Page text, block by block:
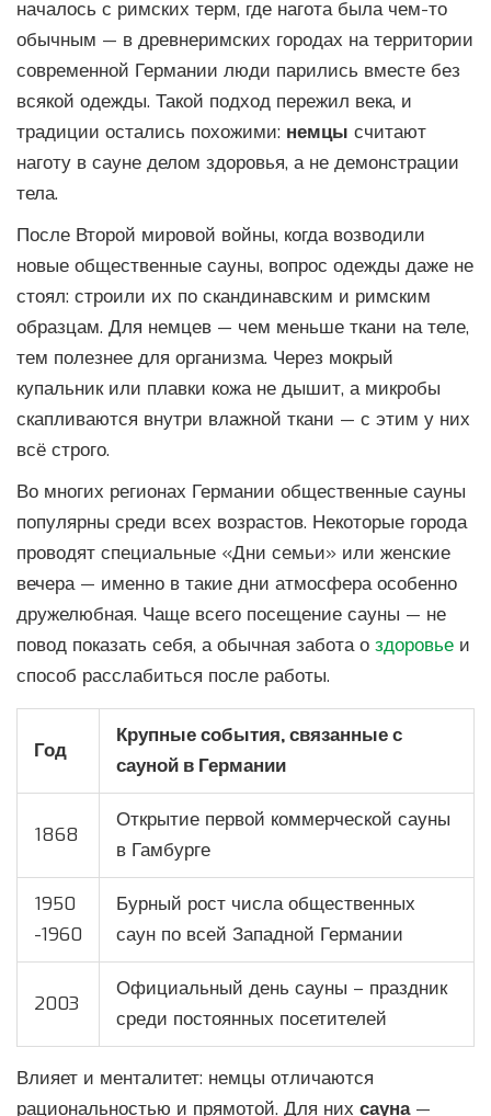
началось с римских терм, где нагота была чем-то
обычным — в древнеримских городах на территории
современной Германии люди парились вместе без
всякой одежды. Такой подход пережил века, и
традиции остались похожими: немцы считают
наготу в сауне делом здоровья, а не демонстрации
тела.
После Второй мировой войны, когда возводили
новые общественные сауны, вопрос одежды даже не
стоял: строили их по скандинавским и римским
образцам. Для немцев — чем меньше ткани на теле,
тем полезнее для организма. Через мокрый
купальник или плавки кожа не дышит, а микробы
скапливаются внутри влажной ткани — с этим у них
всё строго.
Во многих регионах Германии общественные сауны
популярны среди всех возрастов. Некоторые города
проводят специальные «Дни семьи» или женские
вечера — именно в такие дни атмосфера особенно
дружелюбная. Чаще всего посещение сауны — не
повод показать себя, а обычная забота о здоровье и
способ расслабиться после работы.
Год
Крупные события, связанные с
сауной в Германии
1868
Открытие первой коммерческой сауны
в Гамбурге
1950
-1960
Бурный рост числа общественных
саун по всей Западной Германии
2003
Официальный день сауны – праздник
среди постоянных посетителей
Влияет и менталитет: немцы отличаются
рациональностью и прямотой. Для них сауна—